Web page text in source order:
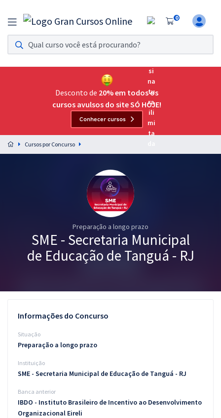
0
Assinatura Ilimitada 11
Acesso a todos os cursos. Teste grátis por 7 dias!
Assinatura OAB Até Passar
Acesso ilimitado a toda preparação para o Exame da
Preparação completa e intensiva para as principais
residências em saúde do Brasil
Graduação
Conteúdo gratuito
Blog
Atendimento
Desconto de 20% em todos os
cursos avulsos do site SÓ HOJE!
Conhecer cursos
Cursos por Concurso
Preparação a longo prazo
SME - Secretaria Municipal
de Educação de Tanguá - RJ
Informações do Concurso
Situação
Preparação a longo prazo
Instituição
SME - Secretaria Municipal de Educação de Tanguá - RJ
Banca anterior
IBDO - Instituto Brasileiro de Incentivo ao Desenvolvimento
Organizacional Eireli